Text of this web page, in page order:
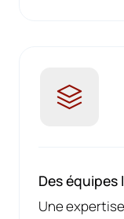
Des équipes
Une